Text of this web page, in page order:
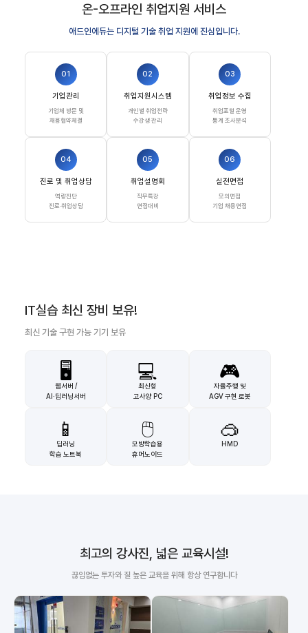
온-오프라인 취업지원 서비스
애드인에듀는 디지털 기술 취업 지원에 진심입니다.
01
기업관리
기업체 방문 및
채용협약체결
02
취업지원시스템
개인별 취업전략
수강생 관리
03
취업정보 수집
취업포털 운영
통계 조사분석
04
진로 및 취업상담
역량진단
진로·취업상담
05
취업설명회
직무특강
면접대비
06
실전면접
모의면접
기업 채용면접
IT실습 최신 장비 보유!
최신 기술 구현 가능 기기 보유
🖥️
웹서버 /
AI·딥러닝서버
💻
최신형
고사양 PC
🎮
자율주행 및
AGV 구현 로봇
📱
딥러닝
학습 노트북
🖱️
모방학습용
휴머노이드
🥽
HMD
최고의 강사진, 넓은 교육시설!
끊임없는 투자와 질 높은 교육을 위해 항상 연구합니다